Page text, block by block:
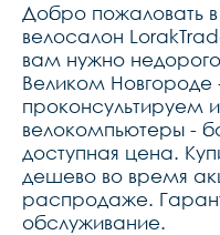
Добро пожаловать
велосалон
вам нужно
Великом
проконсультируем
велокомпьютеры -
доступная цена.
дешево во время
распродаже.
обслуживание.